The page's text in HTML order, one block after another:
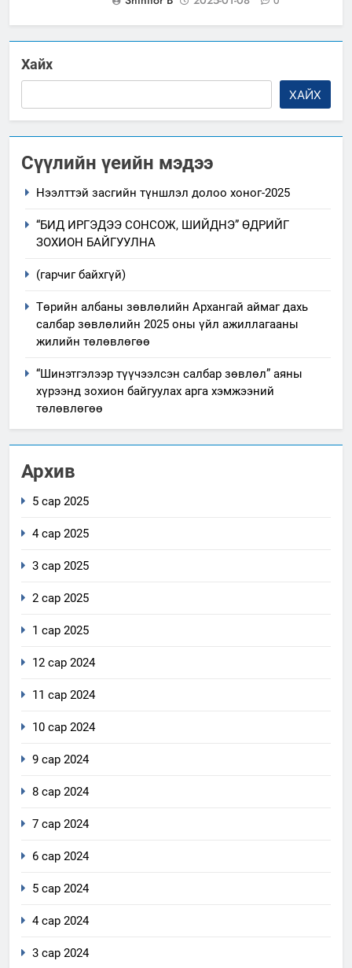
Хайх
ХАЙХ
Сүүлийн үеийн мэдээ
Нээлттэй засгийн түншлэл долоо хоног-2025
“БИД ИРГЭДЭЭ СОНСОЖ, ШИЙДНЭ” ӨДРИЙГ
ЗОХИОН БАЙГУУЛНА
(гарчиг байхгүй)
Төрийн албаны зөвлөлийн Архангай аймаг дахь
салбар зөвлөлийн 2025 оны үйл ажиллагааны
жилийн төлөвлөгөө
“Шинэтгэлээр түүчээлсэн салбар зөвлөл” аяны
хүрээнд зохион байгуулах арга хэмжээний
төлөвлөгөө
Архив
5 сар 2025
4 сар 2025
3 сар 2025
2 сар 2025
1 сар 2025
12 сар 2024
11 сар 2024
10 сар 2024
9 сар 2024
8 сар 2024
7 сар 2024
6 сар 2024
5 сар 2024
4 сар 2024
3 сар 2024